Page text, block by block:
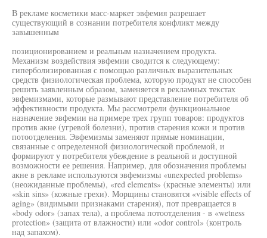
В рекламе косметики масс-маркет эвфемия разрешает
существующий в сознании потребителя конфликт между
завышенным
позиционированием и реальным назначением продукта.
Механизм воздействия эвфемии сводится к следующему:
гиперболизированная с помощью различных выразительных
средств физиологическая проблема, которую продукт не способен
решить заявленным образом, заменяется в рекламных текстах
эвфемизмами, которые размывают представление потребителя об
эффективности продукта. Мы рассмотрели функциональное
назначение эвфемии на примере трех групп товаров: продуктов
против акне (угревой болезни), против старения кожи и против
потоотделения. Эвфемизмы заменяют прямые номинации,
связанные с определенной физиологической проблемой, и
формируют у потребителя убеждение в реальной и доступной
возможности ее решения. Например, для обозначения проблемы
акне в рекламе используются эвфемизмы «unexpected problems»
(неожиданные проблемы), «red elements» (красные элементы) или
«skin sins» (кожные грехи). Морщины становятся «visible effects of
aging» (видимыми признаками старения), пот превращается в
«body odor» (запах тела), а проблема потоотделения - в «wetness
protection» (защита от влажности) или «odor control» (контроль
над запахом).